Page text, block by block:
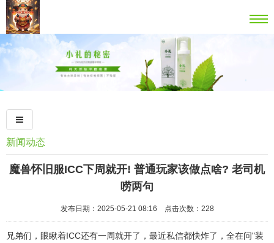
新闻动态
魔兽怀旧服ICC下周就开! 普通玩家该做点啥? 老司机
唠两句
发布日期：2025-05-21 08:16 点击次数：228
兄弟们，眼瞅着ICC还有一周就开了，最近私信都快炸了，全在问"装